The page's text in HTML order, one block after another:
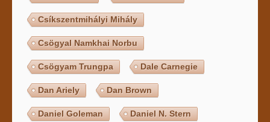
Csíkszentmihályi Mihály
Csögyal Namkhai Norbu
Csögyam Trungpa Dale Carnegie
Dan Ariely Dan Brown
Daniel Goleman Daniel N. Stern